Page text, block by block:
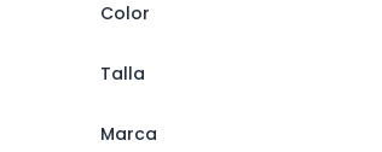
Color
Talla
Marca